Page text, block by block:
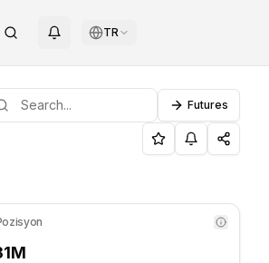
TR
destek seviyesi: $2.7667, Direnç
Futures